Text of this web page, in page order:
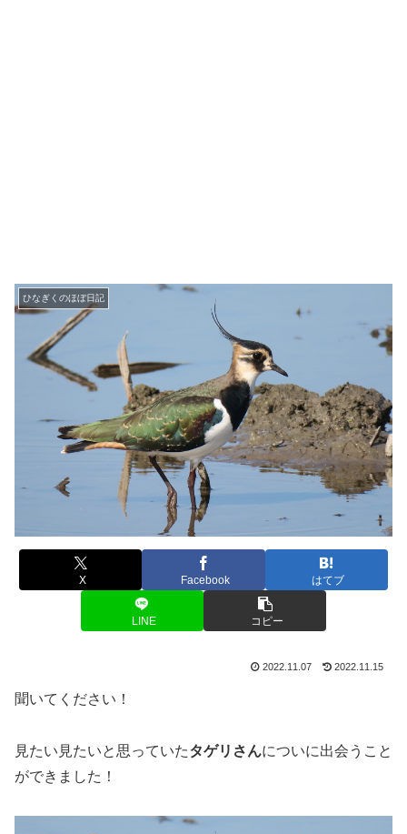
ひなぎくのほぼ日記
X Facebook はてブ
LINE コピー
2022.11.07 2022.11.15
聞いてください！
見たい見たいと思っていたタゲリさんについに出会うこと
ができました！